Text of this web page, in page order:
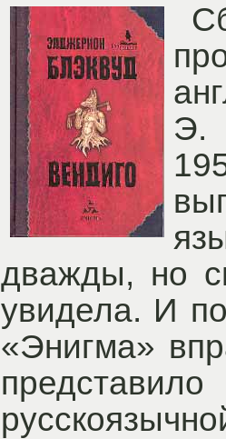
Э.
дважды, но
увидела. И
«Энигма»